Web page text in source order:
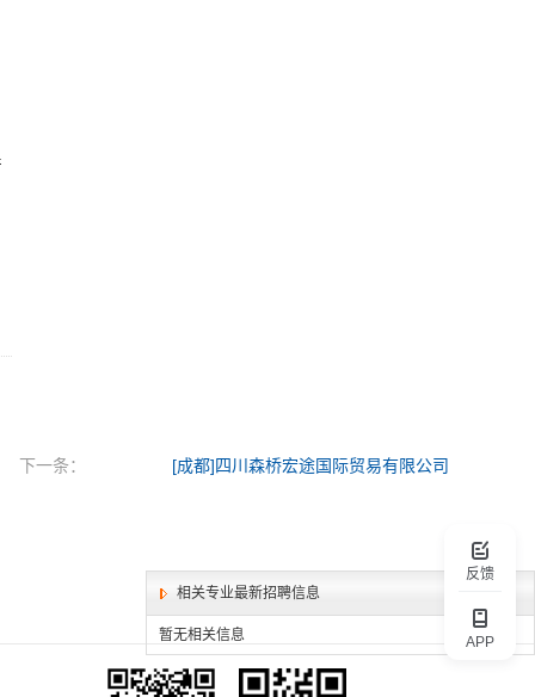
反馈
APP
下一条： [成都]四川森桥宏途国际贸易有限公司
相关专业最新招聘信息
暂无相关信息